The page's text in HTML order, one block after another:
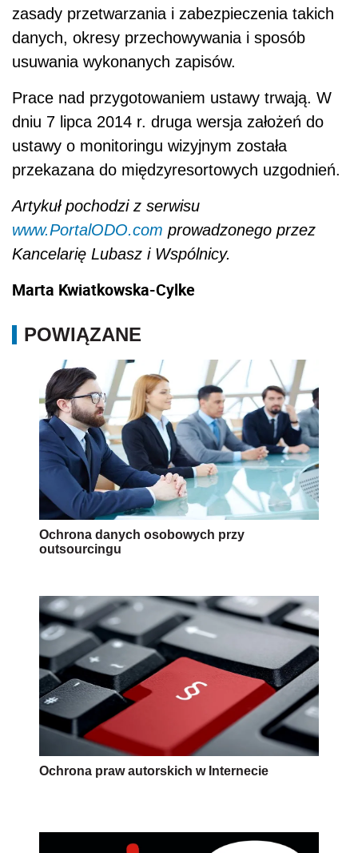
zasady przetwarzania i zabezpieczenia takich
danych, okresy przechowywania i sposób
usuwania wykonanych zapisów.
Prace nad przygotowaniem ustawy trwają. W
dniu 7 lipca 2014 r. druga wersja założeń do
ustawy o monitoringu wizyjnym została
przekazana do międzyresortowych uzgodnień.
Artykuł pochodzi z serwisu
www.PortalODO.com prowadzonego przez
Kancelarię Lubasz i Wspólnicy.
Marta Kwiatkowska-Cylke
POWIĄZANE
Ochrona danych osobowych przy
outsourcingu
Ochrona praw autorskich w Internecie